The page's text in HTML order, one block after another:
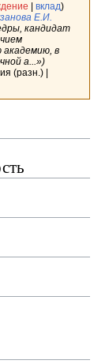
| вклад)
Е.И.
кандидат
академию, в
а...»)
(разн.) |